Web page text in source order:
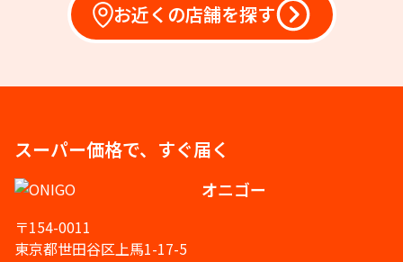
お近くの店舗を探す
スーパー価格で、すぐ届く
オニゴー
〒154-0011
東京都世田谷区上馬1-17-5